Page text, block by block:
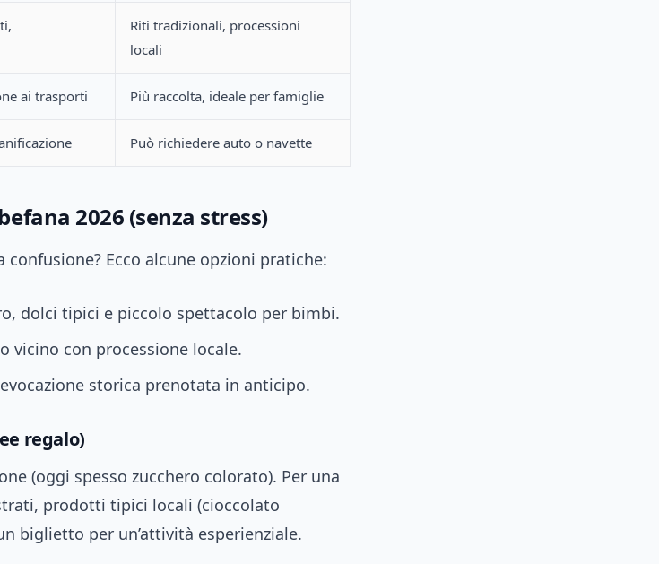
Riti tradizionali, processioni
locali
ai trasporti Più raccolta, ideale per famiglie
Può richiedere auto o navette
2026 (senza stress)
Ecco alcune opzioni pratiche:
dolci tipici e piccolo spettacolo per bimbi.
vicino con processione locale.
storica prenotata in anticipo.
regalo)
(oggi spesso zucchero colorato). Per una
prodotti tipici locali (cioccolato
biglietto per un’attività esperienziale.